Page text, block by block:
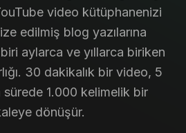
video kütüphanenizi
edilmiş blog yazılarına
aylarca ve yıllarca biriken
30 dakikalık bir video, 5
sürede 1.000 kelimelik bir
dönüşür.